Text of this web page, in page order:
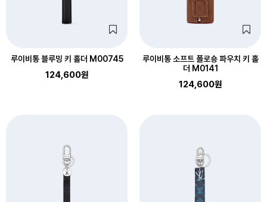
루이비통 블루밍 키 홀더 M00745
124,600원
루이비통 소프트 폴로숑 파우치 키 홀
더 M0141
124,600원